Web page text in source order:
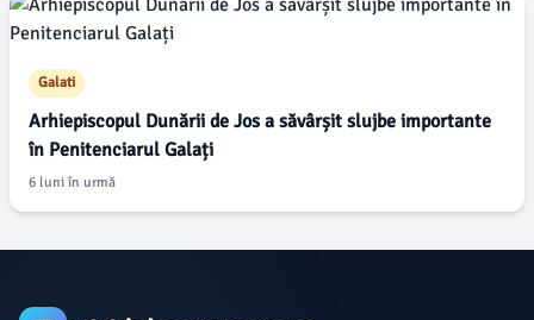
Galati
Arhiepiscopul Dunării de Jos a săvârșit slujbe importante
în Penitenciarul Galați
6 luni în urmă